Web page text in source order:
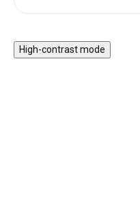
High-contrast mode